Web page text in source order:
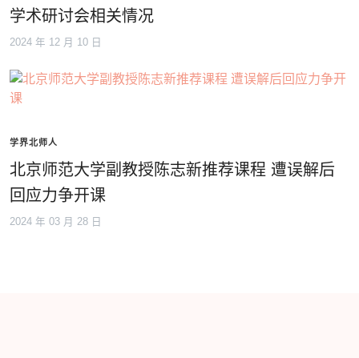
学术研讨会相关情况
2024 年 12 月 10 日
学界北师人
北京师范大学副教授陈志新推荐课程 遭误解后
回应力争开课
2024 年 03 月 28 日